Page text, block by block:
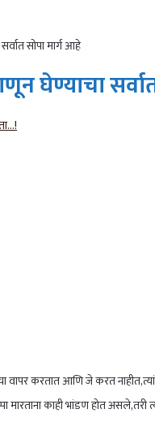
सोपा मार्ग आहे
घेण्याचा
करतात आणि जे करत
मारताना काही भांडण होत